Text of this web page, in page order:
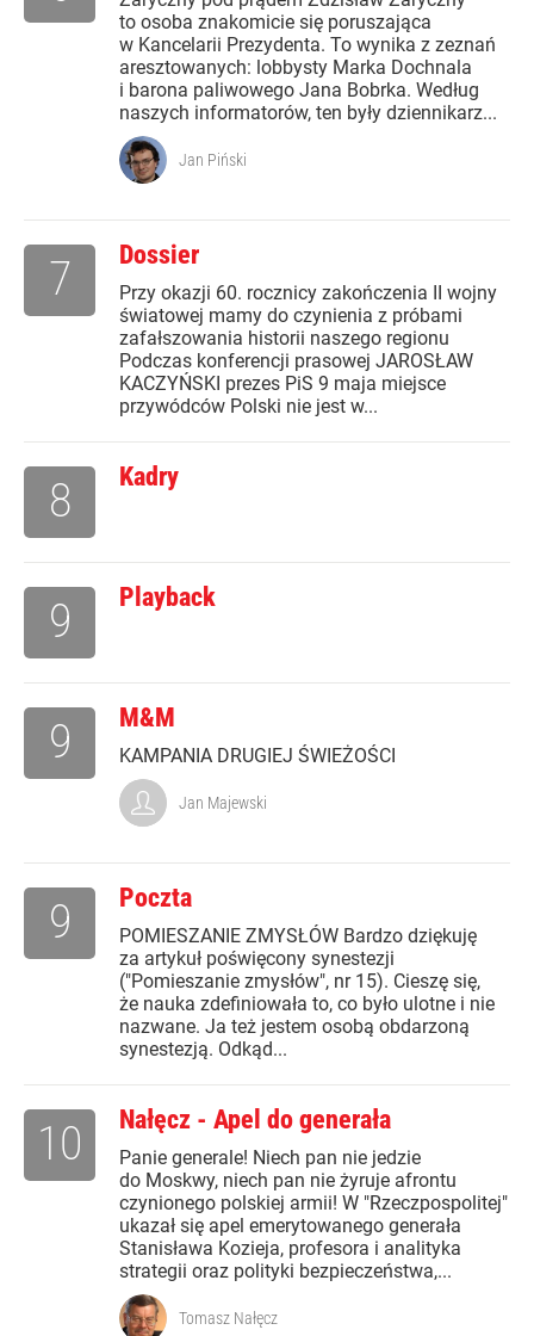
to osoba znakomicie się poruszająca
w Kancelarii Prezydenta. To wynika z zeznań
aresztowanych: lobbysty Marka Dochnala
i barona paliwowego Jana Bobrka. Według
naszych informatorów, ten były dziennikarz...
Jan Piński
Dossier
Przy okazji 60. rocznicy zakończenia II wojny
światowej mamy do czynienia z próbami
zafałszowania historii naszego regionu
Podczas konferencji prasowej JAROSŁAW
KACZYŃSKI prezes PiS 9 maja miejsce
przywódców Polski nie jest w...
7
Kadry
8
Playback
9
M&M
KAMPANIA DRUGIEJ ŚWIEŻOŚCI
9
Jan Majewski
Poczta
POMIESZANIE ZMYSŁÓW Bardzo dziękuję
za artykuł poświęcony synestezji
("Pomieszanie zmysłów", nr 15). Cieszę się,
że nauka zdefiniowała to, co było ulotne i nie
nazwane. Ja też jestem osobą obdarzoną
synestezją. Odkąd...
9
Nałęcz - Apel do generała
Panie generale! Niech pan nie jedzie
do Moskwy, niech pan nie żyruje afrontu
czynionego polskiej armii! W "Rzeczpospolitej"
ukazał się apel emerytowanego generała
Stanisława Kozieja, profesora i analityka
strategii oraz polityki bezpieczeństwa,...
10
Tomasz Nałęcz